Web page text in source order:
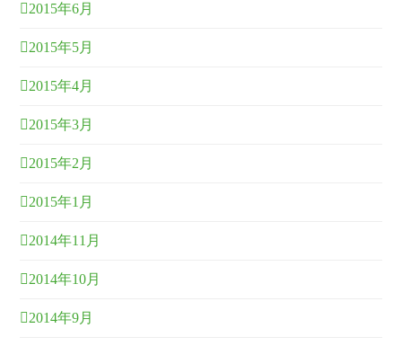
2015年6月
2015年5月
2015年4月
2015年3月
2015年2月
2015年1月
2014年11月
2014年10月
2014年9月